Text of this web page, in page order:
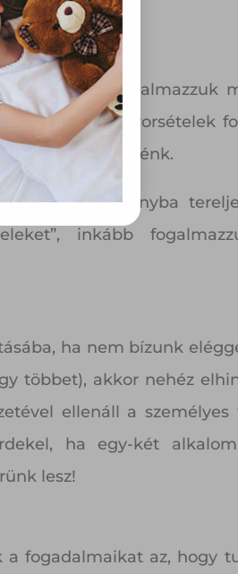
negatívan fogalmazzuk
például a gyorsételek
szeretnénk.
is jó irányba
inkább
ha nem bízunk
többet), akkor nehéz
ellenáll a személyes
ha egy-két
lesz!
fogadalmaikat az, hogy
kell kérniük.